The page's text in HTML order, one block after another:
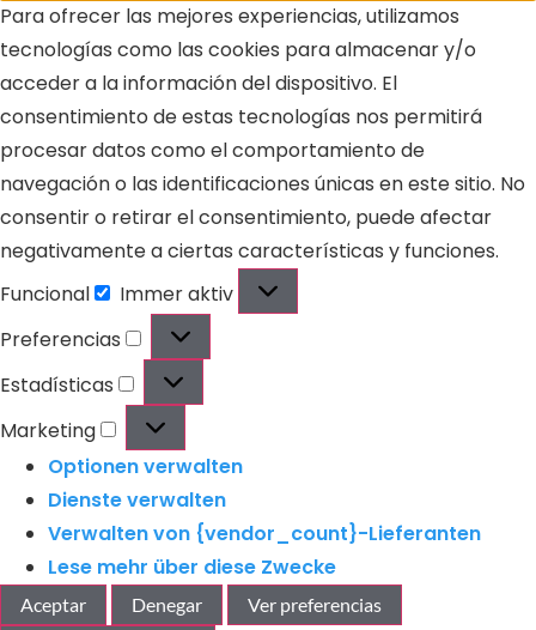
Para ofrecer las mejores experiencias, utilizamos
tecnologías como las cookies para almacenar y/o
acceder a la información del dispositivo. El
consentimiento de estas tecnologías nos permitirá
procesar datos como el comportamiento de
navegación o las identificaciones únicas en este sitio. No
consentir o retirar el consentimiento, puede afectar
negativamente a ciertas características y funciones.
Funcional
Immer aktiv
Preferencias
Estadísticas
Marketing
Optionen verwalten
Dienste verwalten
Verwalten von {vendor_count}-Lieferanten
Lese mehr über diese Zwecke
Aceptar Denegar
Ver preferencias